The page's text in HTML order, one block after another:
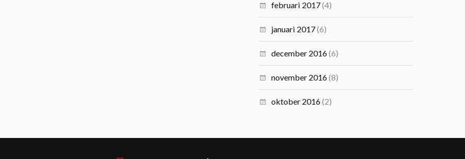
februari 2017(4)
januari 2017(6)
december 2016(6)
november 2016(8)
oktober 2016(2)